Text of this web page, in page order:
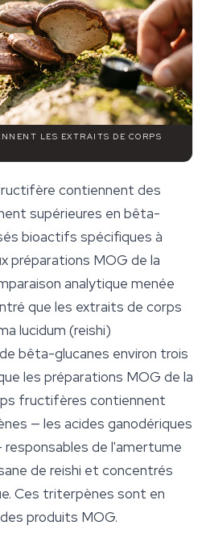
LES EXTRAITS DE CORPS
contiennent des
supérieures en bêta-
bioactifs spécifiques à
préparations MOG de la
analytique menée
que les extraits de corps
lucidum (reishi)
bêta-glucanes environ trois
les préparations MOG de la
fructifères contiennent
— les acides ganodériques
responsables de l'amertume
de reishi et concentrés
Ces triterpènes sont en
produits MOG.